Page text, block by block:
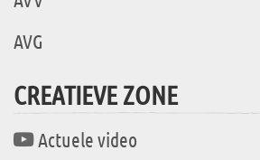
AVG
CREATIEVE ZONE
Actuele video